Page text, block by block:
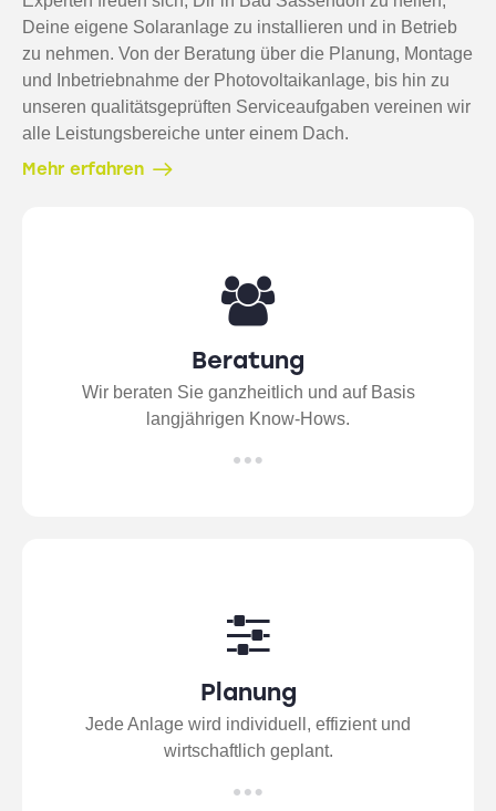
Deine eigene Solaranlage zu installieren und in Betrieb
zu nehmen. Von der Beratung über die Planung, Montage
und Inbetriebnahme der Photovoltaikanlage, bis hin zu
unseren qualitätsgeprüften Serviceaufgaben vereinen wir
alle Leistungsbereiche unter einem Dach.
Mehr erfahren
Beratung
Wir beraten Sie ganzheitlich und auf Basis
langjährigen Know-Hows.
Planung
Jede Anlage wird individuell, effizient und
wirtschaftlich geplant.